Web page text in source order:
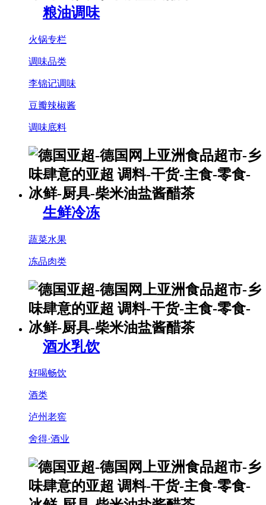
粮油调味
火锅专栏
调味品类
李锦记调味
豆瓣辣椒酱
调味底料
生鲜冷冻
蔬菜水果
冻品肉类
酒水乳饮
好喝畅饮
酒类
泸州老窖
舍得·酒业